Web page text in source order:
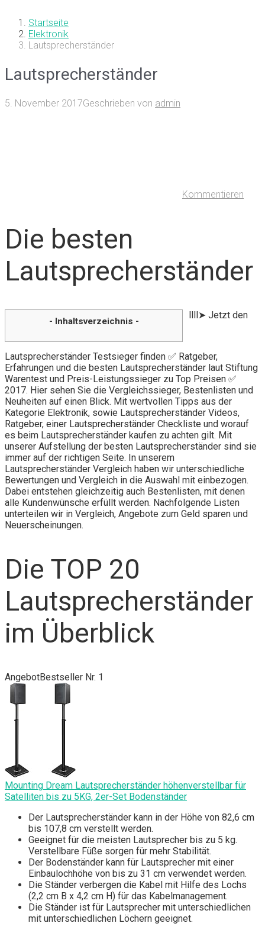
Startseite
Elektronik
Lautsprecherständer
Lautsprecherständer
5. November 2017Geschrieben von admin
Kommentieren
Die besten
Lautsprecherständer
- Inhaltsverzeichnis -
llll➤ Jetzt den
Lautsprecherständer Testsieger finden ✅ Ratgeber,
Erfahrungen und die besten Lautsprecherständer laut Stiftung
Warentest und Preis-Leistungssieger zu Top Preisen ✅
2017. Hier sehen Sie die Vergleichssieger, Bestenlisten und
Neuheiten auf einen Blick. Mit wertvollen Tipps aus der
Kategorie Elektronik, sowie Lautsprecherständer Videos,
Ratgeber, einer Lautsprecherständer Checkliste und worauf
es beim Lautsprecherständer kaufen zu achten gilt. Mit
unserer Aufstellung der besten Lautsprecherständer sind sie
immer auf der richtigen Seite. In unserem
Lautsprecherständer Vergleich haben wir unterschiedliche
Bewertungen und Vergleich in die Auswahl mit einbezogen.
Dabei entstehen gleichzeitig auch Bestenlisten, mit denen
alle Kundenwünsche erfüllt werden. Nachfolgende Listen
unterteilen wir in Vergleich, Angebote zum Geld sparen und
Neuerscheinungen.
Die TOP 20
Lautsprecherständer
im Überblick
AngebotBestseller Nr. 1
Mounting Dream Lautsprecherständer höhenverstellbar für
Satelliten bis zu 5KG, 2er-Set Bodenständer
Der Lautsprecherständer kann in der Höhe von 82,6 cm
bis 107,8 cm verstellt werden.
Geeignet für die meisten Lautsprecher bis zu 5 kg.
Verstellbare Füße sorgen für mehr Stabilität.
Der Bodenständer kann für Lautsprecher mit einer
Einbaulochhöhe von bis zu 31 cm verwendet werden.
Die Ständer verbergen die Kabel mit Hilfe des Lochs
(2,2 cm B x 4,2 cm H) für das Kabelmanagement.
Die Ständer ist für Lautsprecher mit unterschiedlichen
mit unterschiedlichen Löchern geeignet.